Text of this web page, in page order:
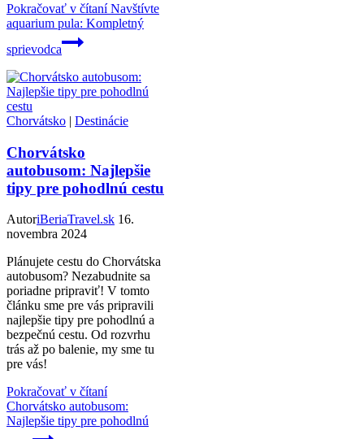
Pokračovať v čítaníNavštívte
aquarium pula: Kompletný
sprievodca
Chorvátsko | Destinácie
Chorvátsko
autobusom: Najlepšie
tipy pre pohodlnú cestu
AutoriBeriaTravel.sk 16.
novembra 2024
Plánujete cestu do Chorvátska
autobusom? Nezabudnite sa
poriadne pripraviť! V tomto
článku sme pre vás pripravili
najlepšie tipy pre pohodlnú a
bezpečnú cestu. Od rozvrhu
trás až po balenie, my sme tu
pre vás!
Pokračovať v čítaní
Chorvátsko autobusom:
Najlepšie tipy pre pohodlnú